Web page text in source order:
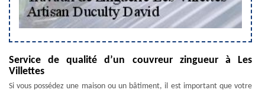
Service de qualité d’un couvreur zingueur à Les
Villettes
Si vous possédez une maison ou un bâtiment, il est important que votre